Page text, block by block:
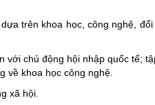
trên khoa học, công nghệ,
chủ động hội nhập quốc tế;
về khoa học công nghệ.
xã hội.